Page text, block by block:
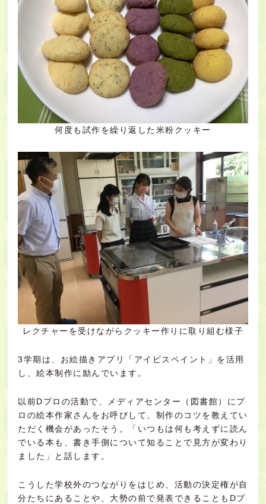
何度も試作を繰り返した米粉クッキー
レクチャーを受けながらクッキー作りに取り組む様子
3学期は、お絵描きアプリ「アイビスペイント」を活用
し、絵本制作に励んでいます。
以前Dプロの活動で、メディアセンター（図書館）にプ
ロの絵本作家さんをお呼びして、制作のコツを教えてい
ただく機会があったそう。「いつもは何も考えずに読ん
でいる本も、書き手側について知ることで見方が変わり
ました」と話します。
こうした学校外のつながりをはじめ、活動の決定権が自
分たちにあることや、大勢の前で発表できることもDプ